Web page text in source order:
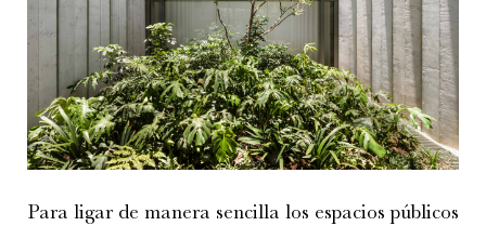
Para ligar de manera sencilla los espacios públicos